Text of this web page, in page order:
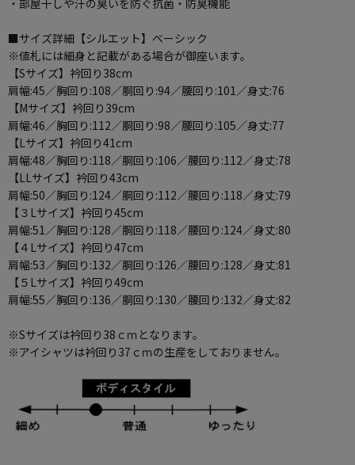
・部屋干しや汗の臭いを防ぐ抗菌・防臭機能
■サイズ詳細【シルエット】ベーシック
※値札には細身と記載がある場合が御座います。
【Sサイズ】衿回り38cm
肩幅:45／胸回り:108／胴回り:94／腰回り:101／身丈:76
【Mサイズ】衿回り39cm
肩幅:46／胸回り:112／胴回り:98／腰回り:105／身丈:77
【Lサイズ】衿回り41cm
肩幅:48／胸回り:118／胴回り:106／腰回り:112／身丈:78
【LLサイズ】衿回り43cm
肩幅:50／胸回り:124／胴回り:112／腰回り:118／身丈:79
【３Lサイズ】衿回り45cm
肩幅:51／胸回り:128／胴回り:118／腰回り:124／身丈:80
【４Lサイズ】衿回り47cm
肩幅:53／胸回り:132／胴回り:126／腰回り:128／身丈:81
【５Lサイズ】衿回り49cm
肩幅:55／胸回り:136／胴回り:130／腰回り:132／身丈:82
※Sサイズは衿回り38ｃｍとなります。
※アイシャツは衿回り37ｃｍの生産をしておりません。